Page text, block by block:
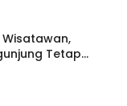
Tetap